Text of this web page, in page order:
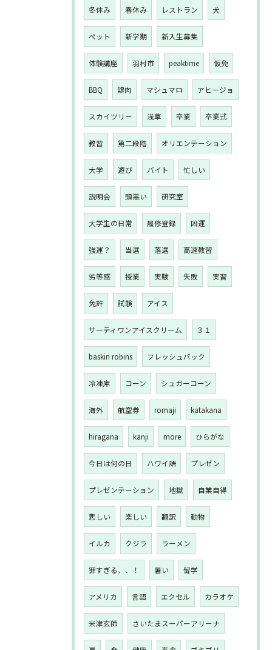
冬休み 春休み レストラン 犬
ペット 新学期 新入生募集
体験講座 羽村市 peaktime 仮免
BBQ 鶏肉 マシュマロ アヒージョ
スカイツリー 浅草 卒業 卒業式
教習 第二段階 オリエンテーション
大学 遊び バイト 忙しい
説明会 頭悪い 研究室
大学生の日常 履修登録 凶運
強運？ 当選 落選 高速教習
劣等感 授業 実験 失敗 実習
免許 試験 アイス
サーティワンアイスクリーム ３１
baskin robins フレッシュパック
冷凍庫 コーン シュガーコーン
海外 航空券 romaji katakana
hiragana kanji more ひらがな
今日は何の日 ハワイ語 プレゼン
プレゼンテーション 地獄 自業自得
悲しい 楽しい 翻訳 動物
イルカ クジラ ラーメン
罪すぎる、、！ 暑い 留学
アメリカ 言語 エクセル カラオケ
米津玄師 さいたまスーパーアリーナ